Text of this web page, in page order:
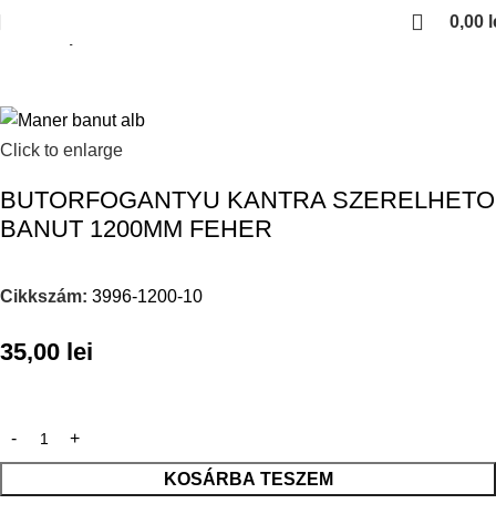
0,00
Click to enlarge
BUTORFOGANTYU KANTRA SZERELHETO
BANUT 1200MM FEHER
Cikkszám: 3996-1200-10
35,00 lei
KOSÁRBA TESZEM